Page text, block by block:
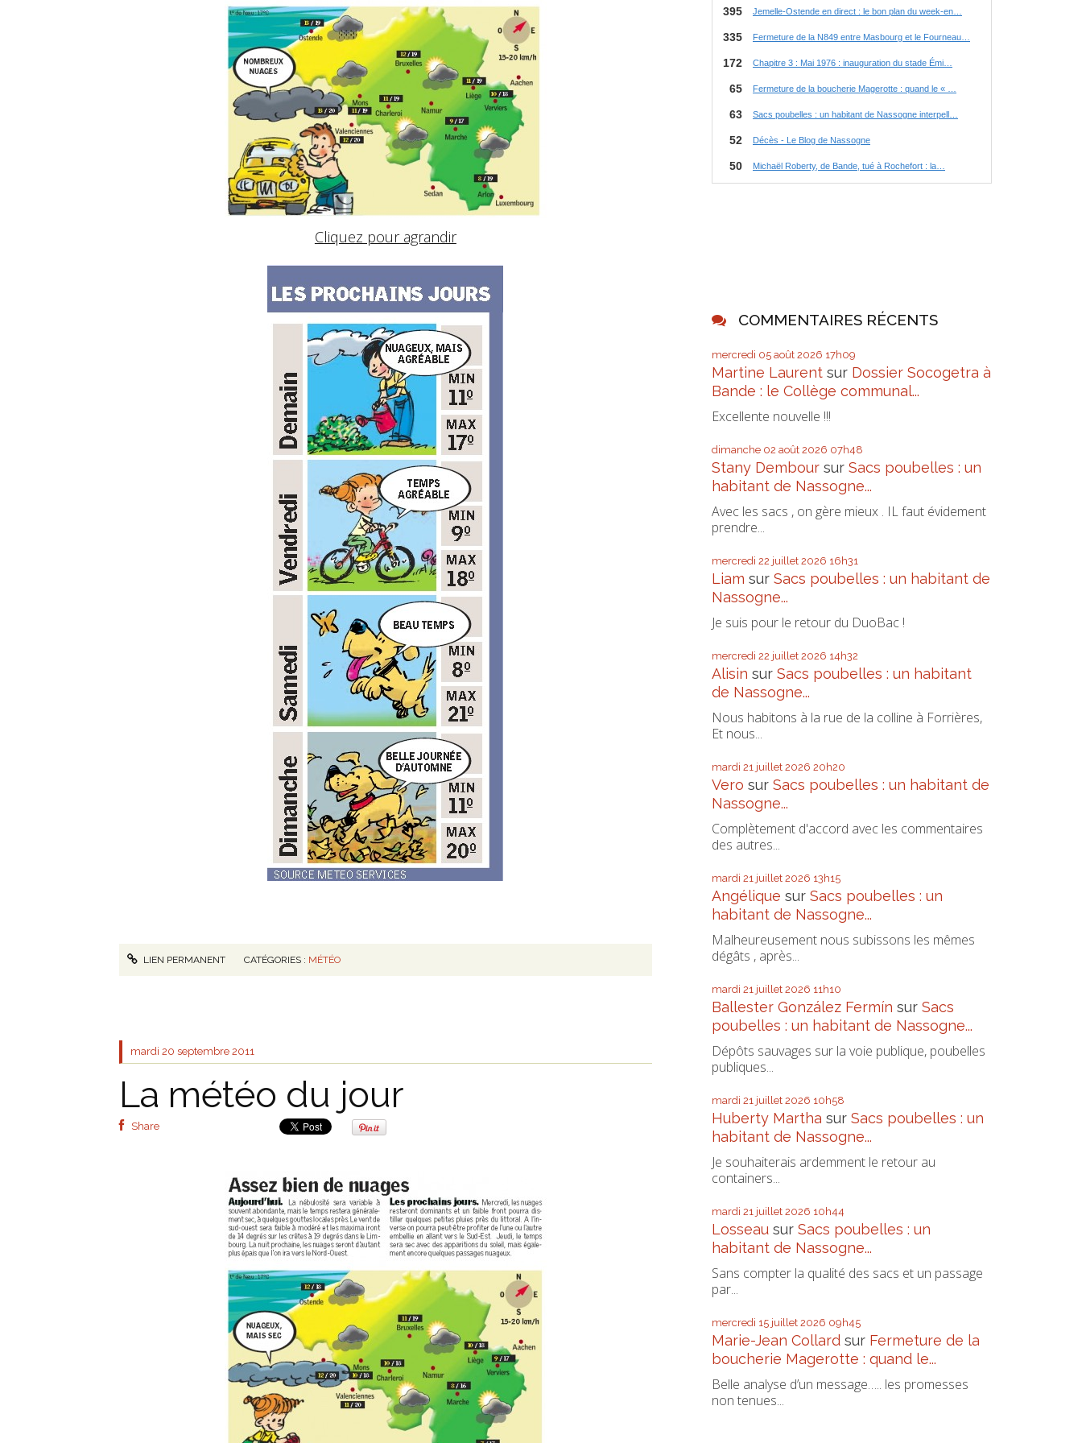
Cliquez pour agrandir
LIEN PERMANENT CATÉGORIES : MÉTÉO
mardi 20 septembre 2011
La météo du jour
Share
COMMENTAIRES RÉCENTS
mercredi 05 août 2026 17h09
Martine Laurent sur Dossier Socogetra à
Bande : le Collège communal...
Excellente nouvelle !!!
dimanche 02 août 2026 07h48
Stany Dembour surSacs poubelles : un
habitant de Nassogne...
Avec les sacs , on gère mieux . IL faut évidement
prendre...
mercredi 22 juillet 2026 16h31
Liam surSacs poubelles : un habitant de
Nassogne...
Je suis pour le retour du DuoBac !
mercredi 22 juillet 2026 14h32
Alisin surSacs poubelles : un habitant
de Nassogne...
Nous habitons à la rue de la colline à Forrières,
Et nous...
mardi 21 juillet 2026 20h20
Vero surSacs poubelles : un habitant de
Nassogne...
Complètement d'accord avec les commentaires
des autres...
mardi 21 juillet 2026 13h15
Angélique surSacs poubelles : un
habitant de Nassogne...
Malheureusement nous subissons les mêmes
dégâts , après...
mardi 21 juillet 2026 11h10
Ballester González Fermín surSacs
poubelles : un habitant de Nassogne...
Dépôts sauvages sur la voie publique, poubelles
publiques...
mardi 21 juillet 2026 10h58
Huberty Martha surSacs poubelles : un
habitant de Nassogne...
Je souhaiterais ardemment le retour au
containers...
mardi 21 juillet 2026 10h44
Losseau surSacs poubelles : un
habitant de Nassogne...
Sans compter la qualité des sacs et un passage
par...
mercredi 15 juillet 2026 09h45
Marie-Jean Collard sur Fermeture de la
boucherie Magerotte : quand le...
Belle analyse d’un message….. les promesses
non tenues...